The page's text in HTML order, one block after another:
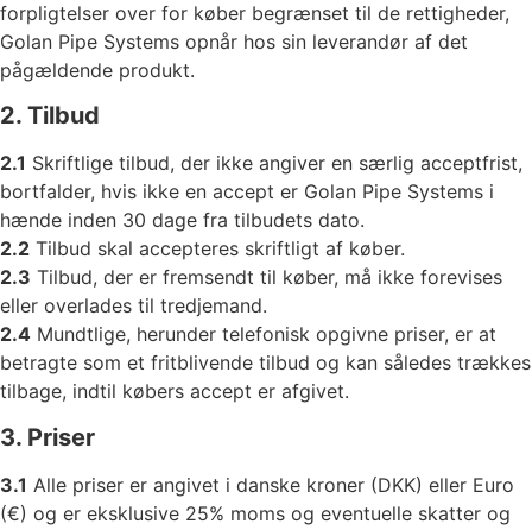
forpligtelser over for køber begrænset til de rettigheder,
Golan Pipe Systems opnår hos sin leverandør af det
pågældende produkt.
2. Tilbud
2.1 Skriftlige tilbud, der ikke angiver en særlig acceptfrist,
bortfalder, hvis ikke en accept er Golan Pipe Systems i
hænde inden 30 dage fra tilbudets dato.
2.2 Tilbud skal accepteres skriftligt af køber.
2.3 Tilbud, der er fremsendt til køber, må ikke forevises
eller overlades til tredjemand.
2.4 Mundtlige, herunder telefonisk opgivne priser, er at
betragte som et fritblivende tilbud og kan således trækkes
tilbage, indtil købers accept er afgivet.
3. Priser
3.1 Alle priser er angivet i danske kroner (DKK) eller Euro
(€) og er eksklusive 25% moms og eventuelle skatter og